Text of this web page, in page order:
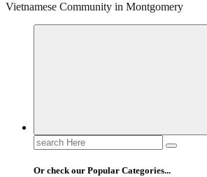
Vietnamese Community in Montgomery
Search
for:
Or check our Popular Categories...